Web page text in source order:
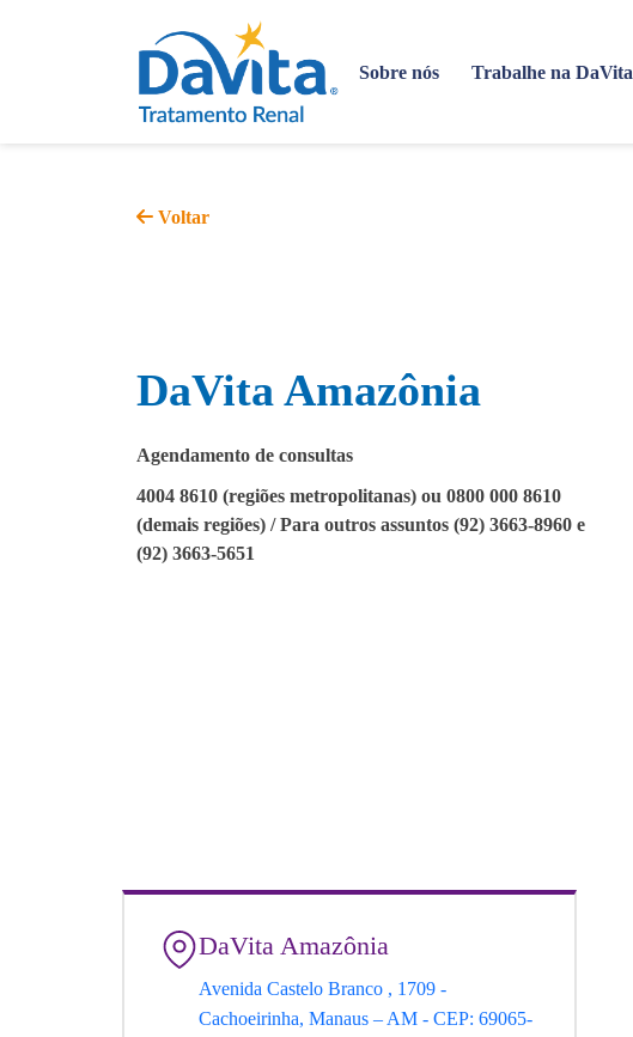
Sobre nós Trabalhe na DaVita
Voltar
DaVita Amazônia
Agendamento de consultas
4004 8610 (regiões metropolitanas) ou 0800 000 8610
(demais regiões) / Para outros assuntos (92) 3663-8960 e
(92) 3663-5651
DaVita Amazônia
Avenida Castelo Branco , 1709 -
Cachoeirinha, Manaus – AM - CEP: 69065-